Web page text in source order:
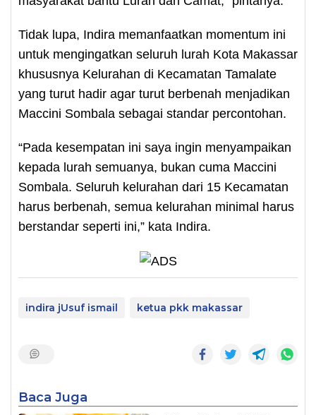
Tidak lupa, Indira memanfaatkan momentum ini
untuk mengingatkan seluruh lurah Kota Makassar
khususnya Kelurahan di Kecamatan Tamalate
yang turut hadir agar turut berbenah menjadikan
Maccini Sombala sebagai standar percontohan.
“Pada kesempatan ini saya ingin menyampaikan
kepada lurah semuanya, bukan cuma Maccini
Sombala. Seluruh kelurahan dari 15 Kecamatan
harus berbenah, semua kelurahan minimal harus
berstandar seperti ini,” kata Indira.
indira jUsuf ismail ketua pkk makassar
Baca Juga